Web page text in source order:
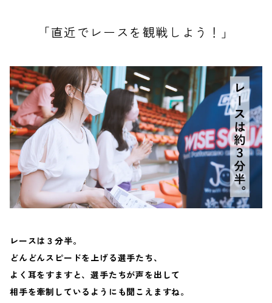
「直近でレースを観戦しよう！」
レースは３分半。
どんどんスピードを上げる選手たち、
よく耳をすますと、選手たちが声を出して
相手を牽制しているようにも聞こえますね。